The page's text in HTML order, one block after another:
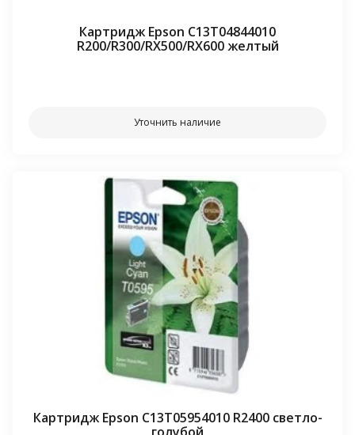
Картридж Epson C13T04844010
R200/R300/RX500/RX600 желтый
Уточнить наличие
Картридж Epson C13T05954010 R2400 светло-